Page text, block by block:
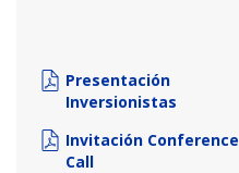
Presentación
Inversionistas
Invitación Conference
Call